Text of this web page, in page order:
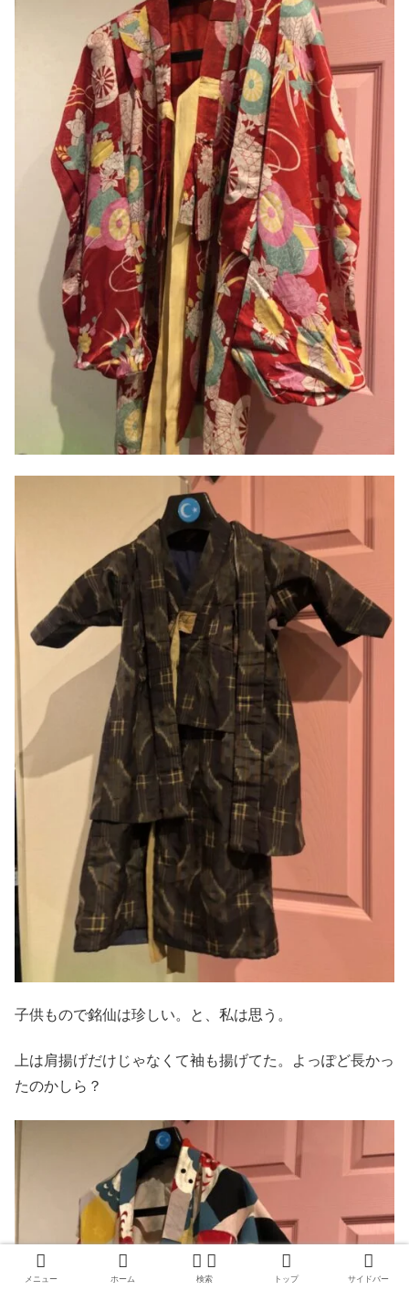
子供もので銘仙は珍しい。と、私は思う。
上は肩揚げだけじゃなくて袖も揚げてた。よっぽど長かっ
たのかしら？
メニュー ホーム 検索 トップ サイドバー